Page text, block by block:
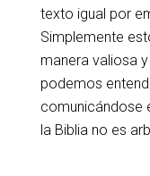
texto igual por
Simplemente
manera valiosa
podemos
comunicándose
la Biblia no es